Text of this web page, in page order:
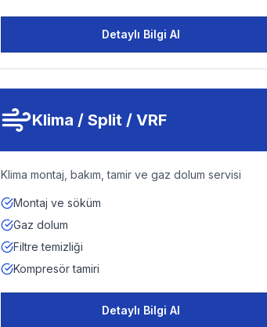
Detaylı Bilgi Al
Klima / Split / VRF
Klima montaj, bakım, tamir ve gaz dolum servisi
Montaj ve söküm
Gaz dolum
Filtre temizliği
Kompresör tamiri
Detaylı Bilgi Al